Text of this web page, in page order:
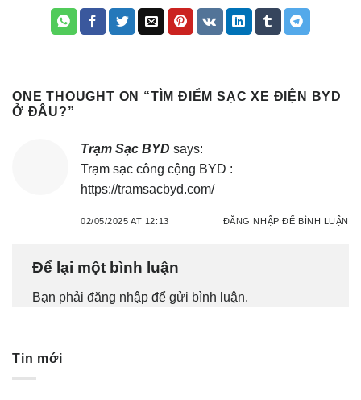
ONE THOUGHT ON “TÌM ĐIỂM SẠC XE ĐIỆN BYD
Ở ĐÂU?”
Trạm Sạc BYD says:
Trạm sạc công cộng BYD :
https://tramsacbyd.com/
02/05/2025 AT 12:13 ĐĂNG NHẬP ĐỂ BÌNH LUẬN
Để lại một bình luận
Bạn phải đăng nhập để gửi bình luận.
Tin mới